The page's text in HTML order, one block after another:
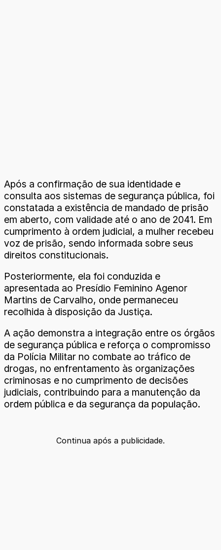
Após a confirmação de sua identidade e
consulta aos sistemas de segurança pública, foi
constatada a existência de mandado de prisão
em aberto, com validade até o ano de 2041. Em
cumprimento à ordem judicial, a mulher recebeu
voz de prisão, sendo informada sobre seus
direitos constitucionais.
Posteriormente, ela foi conduzida e
apresentada ao Presídio Feminino Agenor
Martins de Carvalho, onde permaneceu
recolhida à disposição da Justiça.
A ação demonstra a integração entre os órgãos
de segurança pública e reforça o compromisso
da Polícia Militar no combate ao tráfico de
drogas, no enfrentamento às organizações
criminosas e no cumprimento de decisões
judiciais, contribuindo para a manutenção da
ordem pública e da segurança da população.
Continua após a publicidade.